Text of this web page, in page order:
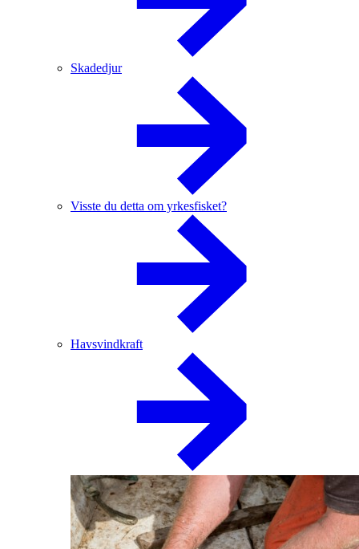
Skadedjur
Visste du detta om yrkesfisket?
Havsvindkraft